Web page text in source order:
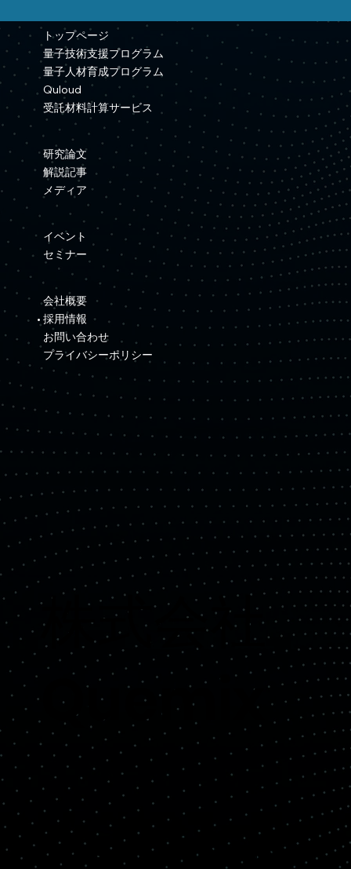
​株式会社
Quemix
Copyright© Quemix Inc. All rights reserved.
トップページ
量子技術支援プログラム
量子人材育成プログラム
Quloud
受託材料計算サービス
研究論文
解説記事
メディア
イベント
セミナー
会社概要
採用情報
お問い合わせ
プライバシーポリシー